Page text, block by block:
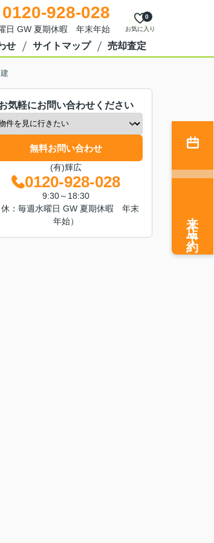
0120-928-028
日 GW 夏期休暇 年末年始 お気に入り
0
せ サイトマップ 売却査定
気軽にお問い合わせください
無料お問い合わせ
(有)輝広
0120-928-028
9:30～18:30
休：毎週水曜日 GW 夏期休暇 年末
年始）
来店予約